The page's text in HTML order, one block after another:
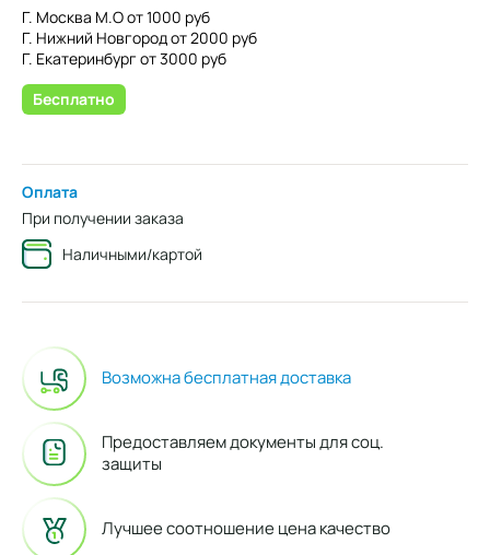
Г. Москва М.О от 1000 руб
Г. Нижний Новгород от 2000 руб
Г. Екатеринбург от 3000 руб
Бесплатно
Оплата
При получении заказа
Наличными/картой
Возможна бесплатная доставка
Предоставляем документы для соц.
защиты
Лучшее соотношение цена качество